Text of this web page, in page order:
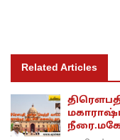
Related Articles